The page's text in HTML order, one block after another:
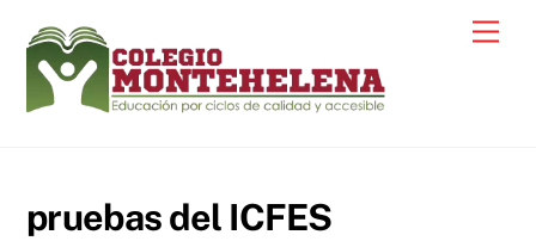
content
pruebas del ICFES